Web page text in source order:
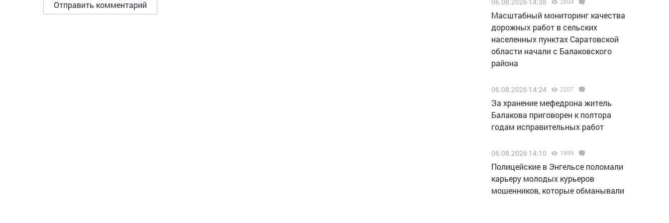
Масштабный мониторинг качества
дорожных работ в сельских
населенных пунктах Саратовской
области начали с Балаковского
района
06.08.2026 14:24 2207
За хранение мефедрона житель
Балакова приговорен к полтора
годам исправительных работ
06.08.2026 14:10 1899
Полицейские в Энгельсе поломали
карьеру молодых курьеров
мошенников, которые обманывали